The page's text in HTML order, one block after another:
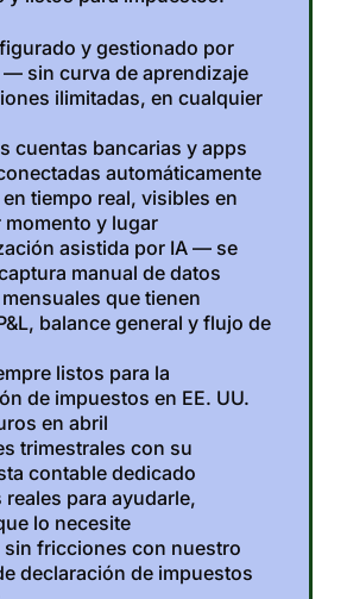
y gestionado por
sin curva de aprendizaje
ilimitadas, en cualquier
cuentas bancarias y apps
automáticamente
tiempo real, visibles en
y lugar
asistida por IA — se
manual de datos
que tienen
balance general y flujo de
listos para la
de impuestos en EE. UU.
en abril
trimestrales con su
contable dedicado
reales para ayudarle,
lo necesite
sin fricciones con nuestro
declaración de impuestos